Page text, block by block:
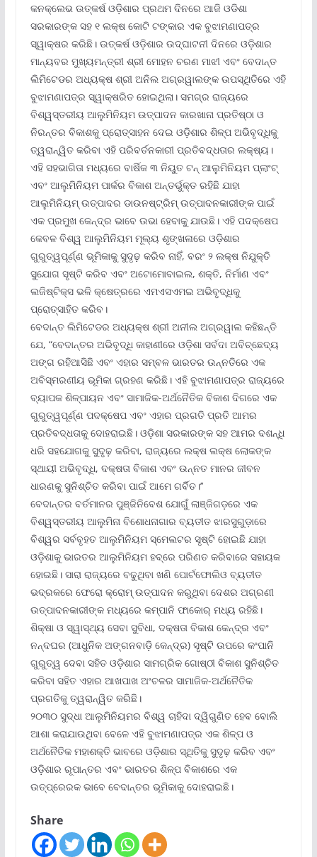
କନକ୍ଲେଭ ଉତ୍କର୍ଷ ଓଡ଼ିଶାର ପ୍ରଥମ ଦିନରେ ଆଜି ଓଡିଶା
ସରକାରଙ୍କ ସହ ୧ ଲକ୍ଷ କୋଟି ଟଙ୍କାର ଏକ ବୁଝାମଣାପତ୍ର
ସ୍ୱାକ୍ଷର କରିଛି। ଉତ୍କର୍ଷ ଓଡ଼ିଶାର ଉଦ୍‌ଘାଟନୀ ଦିନରେ ଓଡ଼ିଶାର
ମାନ୍ୟବର ମୁଖ୍ୟମନ୍ତ୍ରୀ ଶ୍ରୀ ମୋହନ ଚରଣ ମାଝୀ ଏବଂ ବେଦାନ୍ତ
ଲିମିଟେଡର ଅଧ୍ୟକ୍ଷ ଶ୍ରୀ ଅନିଲ ଅଗ୍ରୱାଲଙ୍କ ଉପସ୍ଥିତିରେ ଏହି
ବୁଝାମଣାପତ୍ର ସ୍ୱାକ୍ଷରିତ ହୋଇଥିଲା। ସମଗ୍ର ରାଜ୍ୟରେ
ବିଶ୍ୱସ୍ତରୀୟ ଆଲୁମିନିୟମ ଉତ୍ପାଦନ କାରଖାନା ପ୍ରତିଷ୍ଠା ଓ
ନିରନ୍ତର ବିକାଶକୁ ପ୍ରୋତ୍ସାହନ ଦେଇ ଓଡ଼ିଶାର ଶିଳ୍ପ ଅଭିବୃଦ୍ଧିକୁ
ତ୍ୱରାନ୍ୱିତ କରିବା ଏହି ପରିବର୍ତନକାରୀ ପ୍ରତିବଦ୍ଧତାର ଲକ୍ଷ୍ୟ।
ଏହି ସହଭାଗିତା ମଧ୍ୟରେ ବାର୍ଷିକ ୩ ନିୟୁତ ଟନ୍ ଆଲୁମିନିୟମ ପ୍ଲାଂଟ୍
ଏବଂ ଆଲୁମିନିୟମ ପାର୍କର ବିକାଶ ଅନ୍ତର୍ଭୁକ୍ତ ରହିଛି ଯାହା
ଆଲୁମିନିୟମ୍ ଉତ୍ପାଦର ଡାଉନଷ୍ଟ୍ରିମ୍ ଉତ୍ପାଦନକାରୀଙ୍କ ପାଇଁ
ଏକ ପ୍ରମୁଖ କେନ୍ଦ୍ର ଭାବେ ଉଭା ହେବାକୁ ଯାଉଛି। ଏହି ପଦକ୍ଷେପ
କେବଳ ବିଶ୍ୱ ଆଲୁମିନିୟମ ମୂଲ୍ୟ ଶୃଙ୍ଖଳାରେ ଓଡ଼ିଶାର
ଗୁରୁତ୍ୱପୂର୍ଣ୍ଣ ଭୂମିକାକୁ ସୁଦୃଢ଼ କରିବ ନାହିଁ, ବରଂ ୨ ଲକ୍ଷ ନିଯୁକ୍ତି
ସୁଯୋଗ ସୃଷ୍ଟି କରିବ ଏବଂ ଅଟୋମୋବାଇଲ, ଶକ୍ତି, ନିର୍ମାଣ ଏବଂ
ଲଜିଷ୍ଟିକ୍ସ ଭଳି କ୍ଷେତ୍ରରେ ଏମଏସଏମଇ ଅଭିବୃଦ୍ଧିକୁ
ପ୍ରୋତ୍ସାହିତ କରିବ।
ବେଦାନ୍ତ ଲିମିଟେଡର ଅଧ୍ୟକ୍ଷ ଶ୍ରୀ ଅନୀଲ ଅଗ୍ରୱାଲ କହିଛନ୍ତି
ଯେ, “ବେଦାନ୍ତର ଅଭିବୃଦ୍ଧି କାହାଣୀରେ ଓଡ଼ିଶା ସର୍ବଦା ଅବିଚ୍ଛେଦ୍ୟ
ଅଙ୍ଗ ରହିଆସିଛି ଏବଂ ଏହାର ସମ୍ବଳ ଭାରତର ଉନ୍ନତିରେ ଏକ
ଅବିସ୍ମରଣୀୟ ଭୂମିକା ଗ୍ରହଣ କରିଛି। ଏହି ବୁଝାମଣାପତ୍ର ରାଜ୍ୟରେ
ବ୍ୟାପକ ଶିଳ୍ପାୟନ ଏବଂ ସାମାଜିକ-ଅର୍ଥନୈତିକ ବିକାଶ ଦିଗରେ ଏକ
ଗୁରୁତ୍ୱପୂର୍ଣ୍ଣ ପଦକ୍ଷେପ ଏବଂ ଏହାର ପ୍ରଗତି ପ୍ରତି ଆମର
ପ୍ରତିବଦ୍ଧତାକୁ ଦୋହରାଇଛି। ଓଡ଼ିଶା ସରକାରଙ୍କ ସହ ଆମର ଦଶନ୍ଧି
ଧରି ସହଯୋଗକୁ ସୁଦୃଢ଼ କରିବା, ରାଜ୍ୟରେ ଲକ୍ଷ ଲକ୍ଷ ଲୋକଙ୍କ
ସ୍ଥାୟୀ ଅଭିବୃଦ୍ଧି, ଦକ୍ଷତା ବିକାଶ ଏବଂ ଉନ୍ନତ ମାନର ଜୀବନ
ଧାରଣକୁ ସୁନିଶ୍ଚିତ କରିବା ପାଇଁ ଆମେ ଗର୍ବିତ।’’
ବେଦାନ୍ତର ବର୍ତମାନର ପୁଞ୍ଜିନିବେଶ ଯୋଗୁଁ ଲାଞ୍ଜିଗଡ଼ରେ ଏକ
ବିଶ୍ୱସ୍ତରୀୟ ଆଲୁମିନା ବିଶୋଧନାଗାର ବ୍ୟତୀତ ଝାରସୁଗୁଡ଼ାରେ
ବିଶ୍ୱର ସର୍ବବୃହତ ଆଲୁମିନିୟମ ସ୍ମେଲଟର ସୃଷ୍ଟି ହୋଇଛି ଯାହା
ଓଡ଼ିଶାକୁ ଭାରତର ଆଲୁମିନିୟମ ହବ୍‌ରେ ପରିଣତ କରିବାରେ ସହାୟକ
ହୋଇଛି। ସାରା ରାଜ୍ୟରେ ବଢୁଥିବା ଖଣି ପୋର୍ଟଫୋଲିଓ ବ୍ୟତୀତ
ଭଦ୍ରକରେ ଫେରୋ କ୍ରୋମ୍ ଉତ୍ପାଦନ କରୁଥିବା ଦେଶର ଅଗ୍ରଣୀ
ଉତ୍ପାଦନକାରୀଙ୍କ ମଧ୍ୟରେ କମ୍ପାନି ଫାକୋର୍ ମଧ୍ୟ ରହିଛି।
ଶିକ୍ଷା ଓ ସ୍ୱାସ୍ଥ୍ୟ ସେବା ସୁବିଧା, ଦକ୍ଷତା ବିକାଶ କେନ୍ଦ୍ର ଏବଂ
ନନ୍ଦଘର (ଆଧୁନିକ ଅଙ୍ଗନବାଡ଼ି କେନ୍ଦ୍ର) ସୃଷ୍ଟି ଉପରେ କଂପାନି
ଗୁରୁତ୍ୱ ଦେବା ସହିତ ଓଡ଼ିଶାର ସାମଗ୍ରିକ ଗୋଷ୍ଠୀ ବିକାଶ ସୁନିଶ୍ଚିତ
କରିବା ସହିତ ଏହାର ଆଖପାଖ ଅଂଚଳର ସାମାଜିକ-ଅର୍ଥନୈତିକ
ପ୍ରଗତିକୁ ତ୍ୱରାନ୍ୱିତ କରିଛି।
୨୦୩୦ ସୁଦ୍ଧା ଆଲୁମିନିୟମର ବିଶ୍ୱ ଚାହିଦା ଦ୍ୱିଗୁଣିତ ହେବ ବୋଲି
ଆଶା କରାଯାଉଥିବା ବେଳେ ଏହି ବୁଝାମଣାପତ୍ର ଏକ ଶିଳ୍ପ ଓ
ଅର୍ଥନୈତିକ ମହାଶକ୍ତି ଭାବରେ ଓଡ଼ିଶାର ସ୍ଥିତିକୁ ସୁଦୃଢ଼ କରିବ ଏବଂ
ଓଡ଼ିଶାର ରୂପାନ୍ତର ଏବଂ ଭାରତର ଶିଳ୍ପ ବିକାଶରେ ଏକ
ଉତ୍‌ପ୍ରେରକ ଭାବେ ବେଦାନ୍ତର ଭୂମିକାକୁ ଦୋହରାଇଛି।
Share